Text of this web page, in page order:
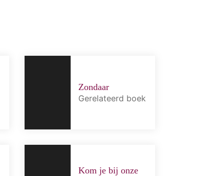
Zondaar
Gerelateerd boek
Kom je bij onze